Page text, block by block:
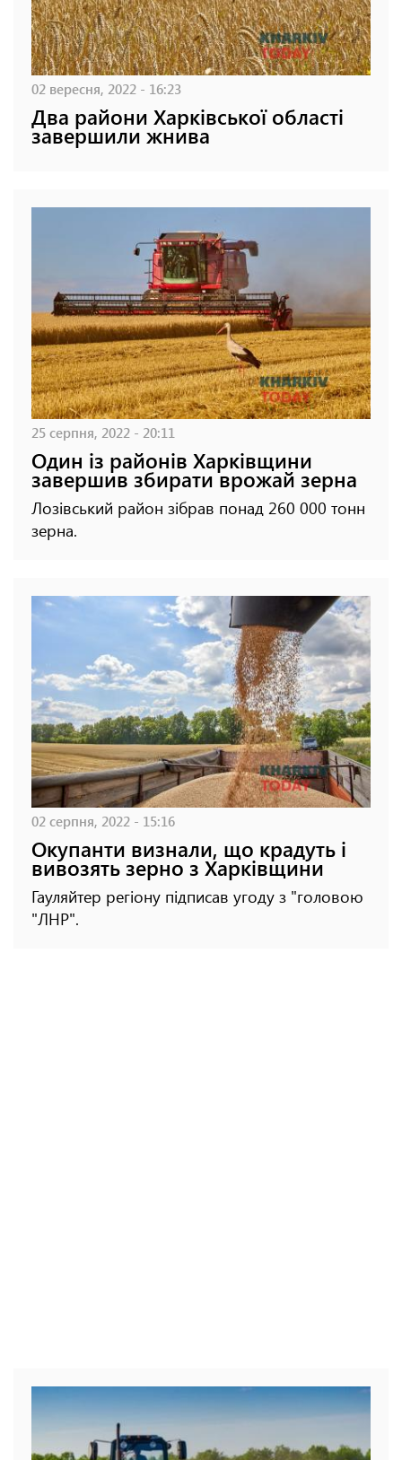
02 вересня, 2022 - 16:23
Два райони Харківської області
завершили жнива
25 серпня, 2022 - 20:11
Один із районів Харківщини
завершив збирати врожай зерна
Лозівський район зібрав понад 260 000 тонн
зерна.
02 серпня, 2022 - 15:16
Окупанти визнали, що крадуть і
вивозять зерно з Харківщини
Гауляйтер регіону підписав угоду з "головою
"ЛНР".